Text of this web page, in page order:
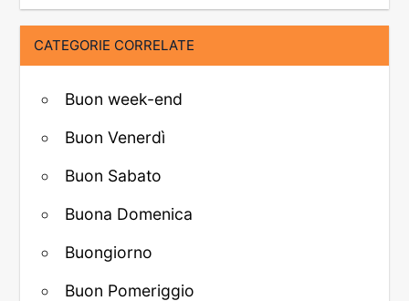
CATEGORIE CORRELATE
Buon week-end
Buon Venerdì
Buon Sabato
Buona Domenica
Buongiorno
Buon Pomeriggio